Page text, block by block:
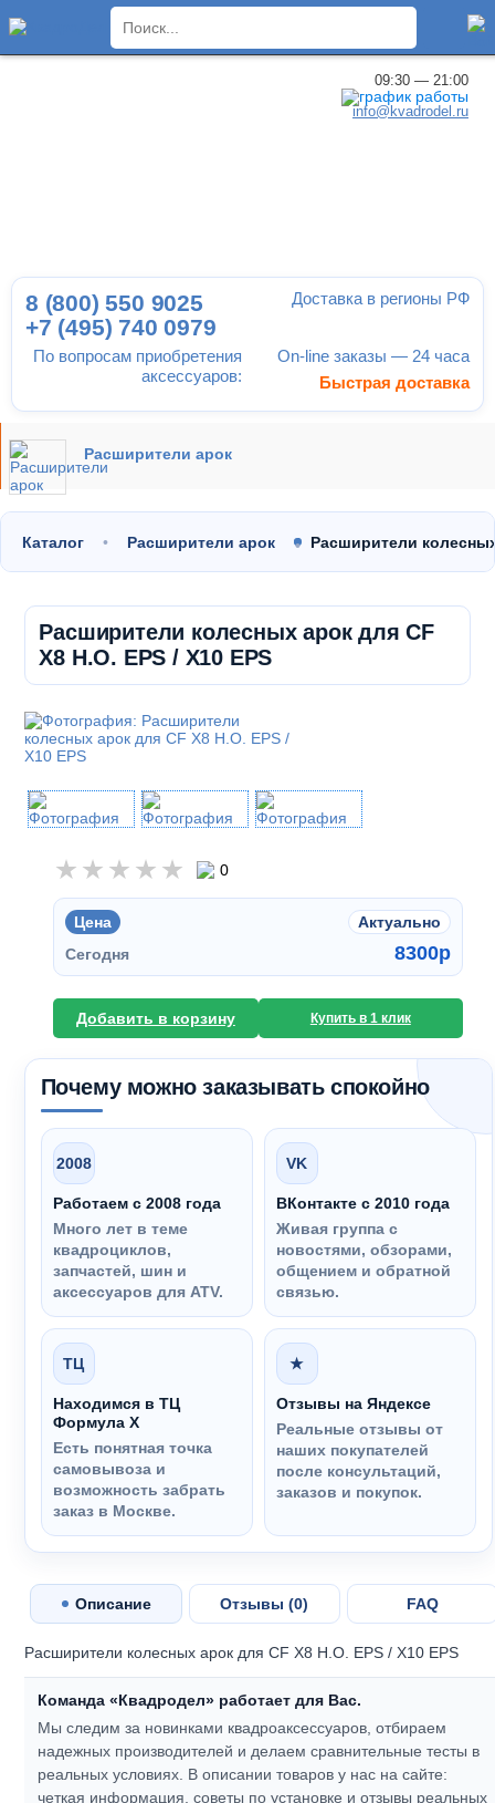
09:30 — 21:00
info@kvadrodel.ru
По вопросам приобретения
аксессуаров:
8 (800) 550 9025
+7 (495) 740 0979
Доставка в регионы РФ
On-line заказы — 24 часа
Быстрая доставка
Расширители арок
Каталог Расширители арок Расширители
Расширители колесных арок для CF
X8 H.O. EPS / X10 EPS
0
Цена
Актуально
Сегодня
8300p
Добавить в корзину Купить в 1 клик
Почему можно заказывать спокойно
2008
Работаем с 2008 года
Много лет в теме
квадроциклов,
запчастей, шин и
аксессуаров для ATV.
VK
ВКонтакте с 2010 года
Живая группа с
новостями, обзорами,
общением и обратной
связью.
ТЦ
Находимся в ТЦ
Формула Х
Есть понятная точка
самовывоза и
возможность забрать
заказ в Москве.
★
Отзывы на Яндексе
Реальные отзывы от
наших покупателей
после консультаций,
заказов и покупок.
Описание Отзывы (0) FAQ
Расширители колесных арок для CF X8 H.O. EPS / X10 EPS
Команда «Квадродел» работает для Вас.
Мы следим за новинками квадроаксессуаров, отбираем
надежных производителей и делаем сравнительные тесты в
реальных условиях. В описании товаров у нас на сайте:
четкая информация, советы по установке и отзывы реальных
×